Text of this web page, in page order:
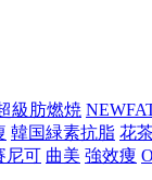
級肪燃焼
韓国緑素抗脂 花
尼可 曲美 強效痩